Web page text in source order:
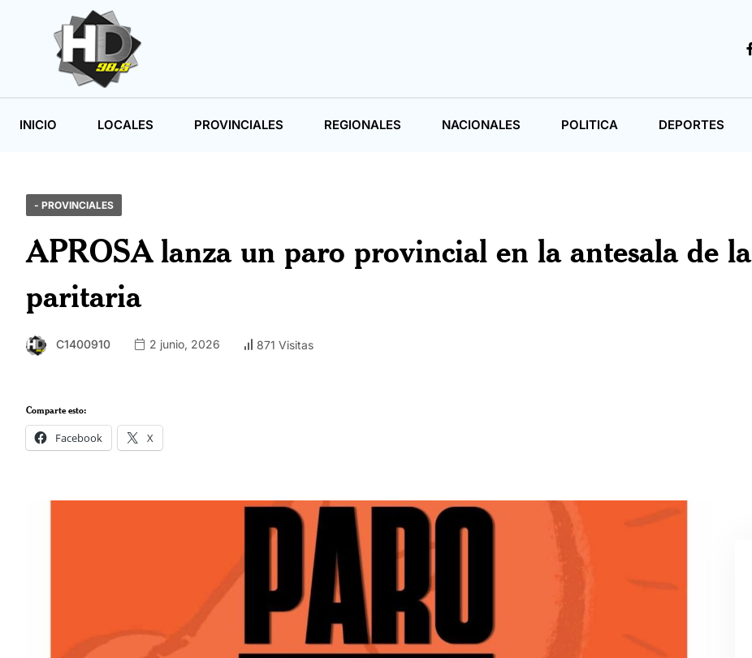
INICIO LOCALES PROVINCIALES REGIONALES NACIONALES POLITICA DEPORTES
- PROVINCIALES
APROSA lanza un paro provincial en la antesala de la
paritaria
C1400910 2 junio, 2026 871 Visitas
Comparte esto:
Facebook X